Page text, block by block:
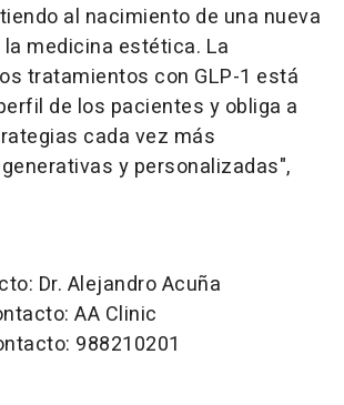
al nacimiento de una nueva
medicina estética. La
tratamientos con GLP-1 está
de los pacientes y obliga a
cada vez más
y personalizadas",
Dr. Alejandro Acuña
AA Clinic
988210201